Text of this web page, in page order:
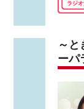
～と
ーパ